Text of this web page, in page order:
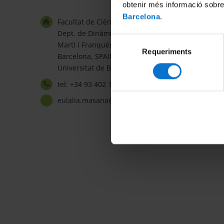
obtenir més informació
Barcelona.
consentiment
Requeriments
Facultat de Ciències de la Terra
Dept. de Dinàmica de la Terra i de l’Oceà
Martí i Franquès s/n · 08028
Barcelona, SPAIN
Universitat de Barcelona
tel: +34 93 402 13 72
eulalia.masana@ub.edu